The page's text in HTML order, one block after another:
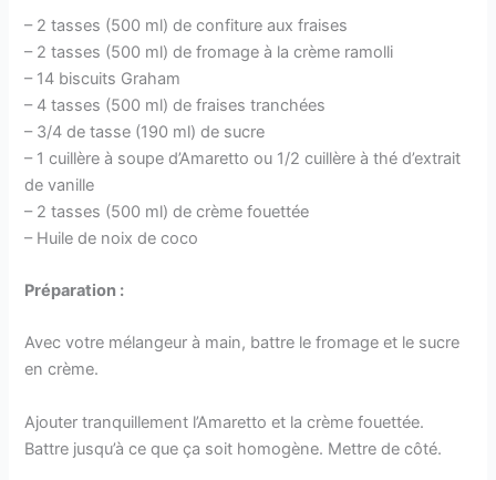
– 2 tasses (500 ml) de confiture aux fraises
– 2 tasses (500 ml) de fromage à la crème ramolli
– 14 biscuits Graham
– 4 tasses (500 ml) de fraises tranchées
– 3/4 de tasse (190 ml) de sucre
– 1 cuillère à soupe d’Amaretto ou 1/2 cuillère à thé d’extrait
de vanille
– 2 tasses (500 ml) de crème fouettée
– Huile de noix de coco
Préparation :
Avec votre mélangeur à main, battre le fromage et le sucre
en crème.
Ajouter tranquillement l’Amaretto et la crème fouettée.
Battre jusqu’à ce que ça soit homogène. Mettre de côté.